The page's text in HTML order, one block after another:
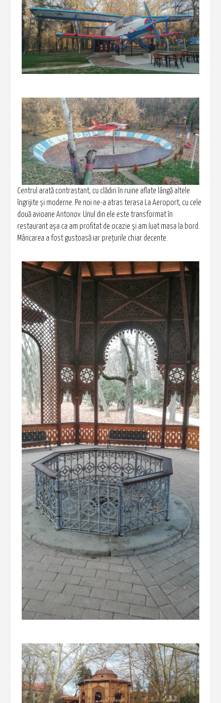
Centrul arată contrastant, cu clădiri în ruine aflate lângă altele
îngrijite și moderne. Pe noi ne-a atras terasa La Aeroport, cu cele
două avioane Antonov. Unul din ele este transformat în
restaurant așa ca am profitat de ocazie și am luat masa la bord.
Mâncarea a fost gustoasă iar prețurile chiar decente.